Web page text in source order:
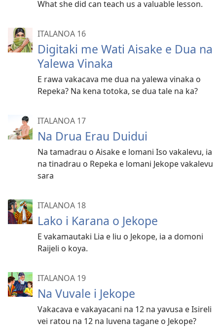
What she did can teach us a valuable lesson.
ITALANOA 16
Digitaki me Wati Aisake e Dua na
Yalewa Vinaka
E rawa vakacava me dua na yalewa vinaka o
Repeka? Na kena totoka, se dua tale na ka?
ITALANOA 17
Na Drua Erau Duidui
Na tamadrau o Aisake e lomani Iso vakalevu, ia
na tinadrau o Repeka e lomani Jekope vakalevu
sara
ITALANOA 18
Lako i Karana o Jekope
E vakamautaki Lia e liu o Jekope, ia a domoni
Raijeli o koya.
ITALANOA 19
Na Vuvale i Jekope
Vakacava e vakayacani na 12 na yavusa e Isireli
vei ratou na 12 na luvena tagane o Jekope?